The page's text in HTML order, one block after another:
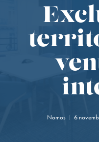
Nomos 6